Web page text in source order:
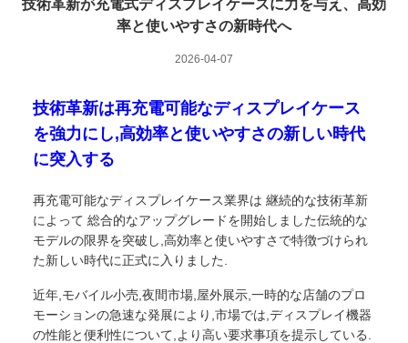
技術革新が充電式ディスプレイケースに力を与え、高効
率と使いやすさの新時代へ
2026-04-07
技術革新は再充電可能なディスプレイケース
を強力にし,高効率と使いやすさの新しい時代
に突入する
再充電可能なディスプレイケース業界は 継続的な技術革新
によって 総合的なアップグレードを開始しました伝統的な
モデルの限界を突破し,高効率と使いやすさで特徴づけられ
た新しい時代に正式に入りました.
近年,モバイル小売,夜間市場,屋外展示,一時的な店舗のプロ
モーションの急速な発展により,市場では,ディスプレイ機器
の性能と便利性について,より高い要求事項を提示している.